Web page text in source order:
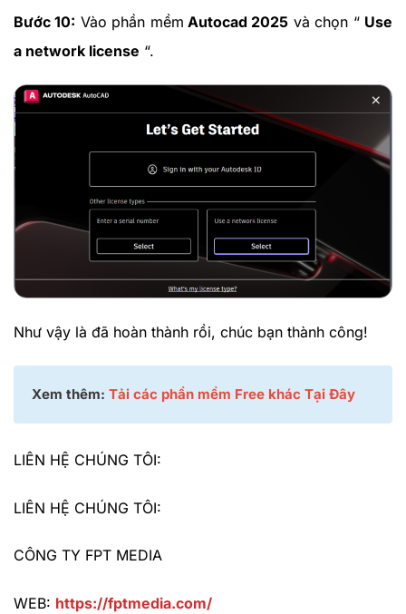
Bước 10: Vào phần mềm Autocad 2025 và chọn “ Use
a network license “.
Như vậy là đã hoàn thành rồi, chúc bạn thành công!
Xem thêm: Tải các phần mềm Free khác Tại Đây
LIÊN HỆ CHÚNG TÔI:
LIÊN HỆ CHÚNG TÔI:
CÔNG TY FPT MEDIA
WEB: https://fptmedia.com/